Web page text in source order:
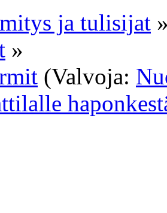
ja tulisijat
»
(Valvoja: